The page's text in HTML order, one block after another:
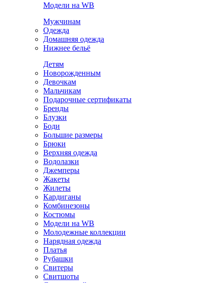
Модели на WB
Мужчинам
Одежда
Домашняя одежда
Нижнее бельё
Детям
Новорожденным
Девочкам
Мальчикам
Подарочные сертификаты
Бренды
Блузки
Боди
Большие размеры
Брюки
Верхняя одежда
Водолазки
Джемперы
Жакеты
Жилеты
Кардиганы
Комбинезоны
Костюмы
Модели на WB
Молодежные коллекции
Нарядная одежда
Платья
Рубашки
Свитеры
Свитшоты